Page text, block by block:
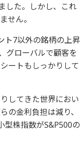
した。しかし、これ
せん。
ト7以外の銘柄の上昇
グローバルで顧客を
ートもしっかりして
してきた世界におい
の金利負担は減り、
型株指数がS&P500の